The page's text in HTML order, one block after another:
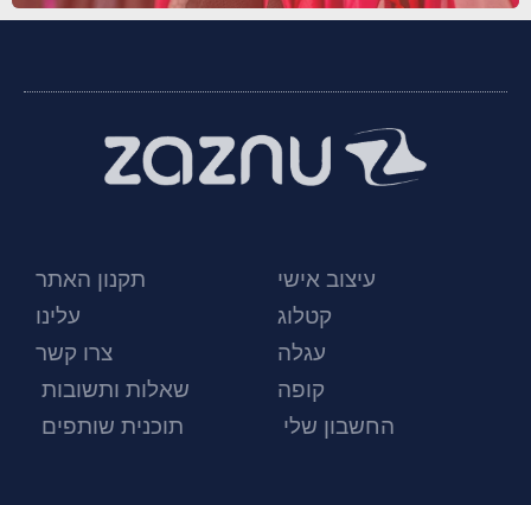
עיצוב אישי
קטלוג
עגלה
קופה
החשבון שלי
תקנון האתר
עלינו
צרו קשר
שאלות ותשובות
תוכנית שותפים